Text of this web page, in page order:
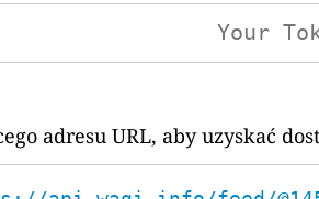
adresu URL, aby uzyskać